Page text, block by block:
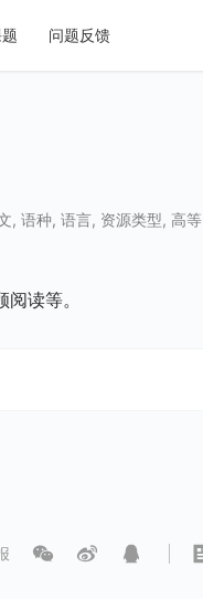
问题反馈
, 语种, 语言, 资源类型, 高等
读等。